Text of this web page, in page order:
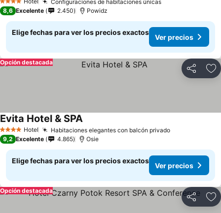
4 Estrellas Configuraciones de habitaciones únicasVer precios
8,6 Excelente 2.450 Powidz
Elige fechas para ver los precios exactos
Ver precios
Compartir
Opción destacada
4 EstrellasHotel Habitaciones elegantes con balcón privadoVer precios
Evita Hotel & SPAVer precios
9,2 Excelente 4.865 Osie
Elige fechas para ver los precios exactos
Ver precios
Compartir
Opción destacada